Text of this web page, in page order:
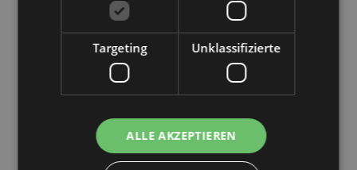
(KB4487052)
03.2019
Ready for Outlook 2016 March 2019
(KB4462196)
(KB4462229)
Ready for Exchange 2019 (On Premise)
Targeting Unklassifizierte
ALLE AKZEPTIEREN